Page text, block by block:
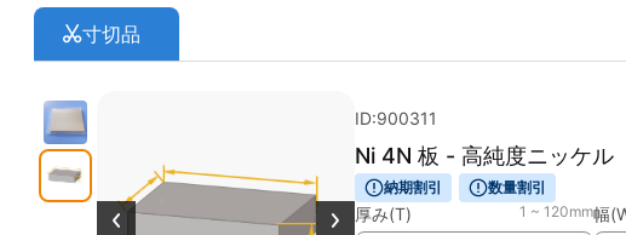
寸切品
ID:900311
Ni 4N 板 - 高純度ニッケル
納期割引 数量割引
厚み(T) 1 ~ 120mm幅